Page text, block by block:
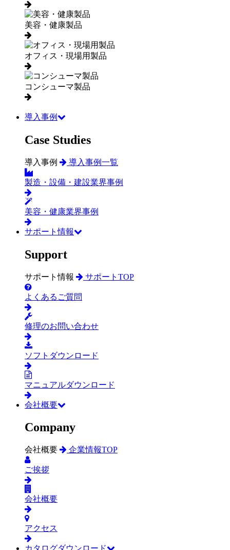
美容・健康製品
オフィス・現場用製品
コンシューマ製品
導入事例
Case Studies
導入事例 導入事例一覧
製造・設備・建設業界事例
美容・健康業界事例
サポート情報
Support
サポート情報 サポートTOP
よくあるご質問
修理のお問い合わせ
ソフトダウンロード
マニュアルダウンロード
会社概要
Company
会社概要 企業情報TOP
ご挨拶
会社概要
アクセス